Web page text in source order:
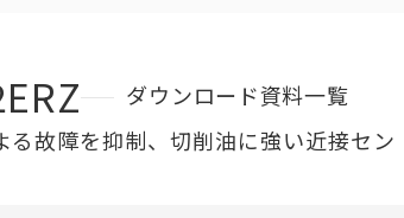
ダウンロード資料一覧
る故障を抑制、切削油に強い近接セン